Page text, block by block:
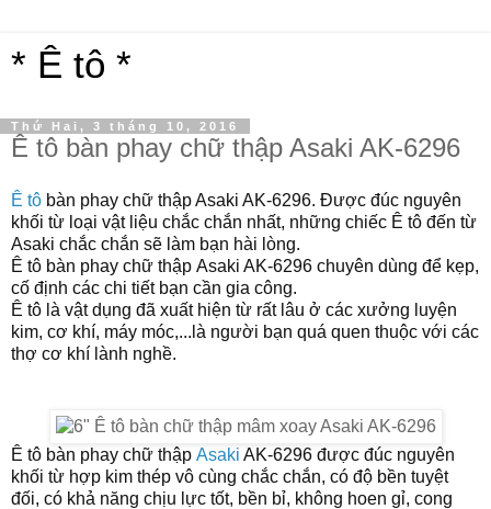
* Ê tô *
Thứ Hai, 3 tháng 10, 2016
Ê tô bàn phay chữ thập Asaki AK-6296
Ê tô bàn phay chữ thập Asaki AK-6296. Được đúc nguyên
khối từ loại vật liệu chắc chắn nhất, những chiếc Ê tô đến từ
Asaki chắc chắn sẽ làm bạn hài lòng.
Ê tô bàn phay chữ thập Asaki AK-6296 chuyên dùng để kẹp,
cố định các chi tiết bạn cần gia công.
Ê tô là vật dụng đã xuất hiện từ rất lâu ở các xưởng luyện
kim, cơ khí, máy móc,...là người bạn quá quen thuộc với các
thợ cơ khí lành nghề.
Ê tô bàn phay chữ thập Asaki AK-6296 được đúc nguyên
khối từ hợp kim thép vô cùng chắc chắn, có độ bền tuyệt
đối, có khả năng chịu lực tốt, bền bỉ, không hoen gỉ, cong